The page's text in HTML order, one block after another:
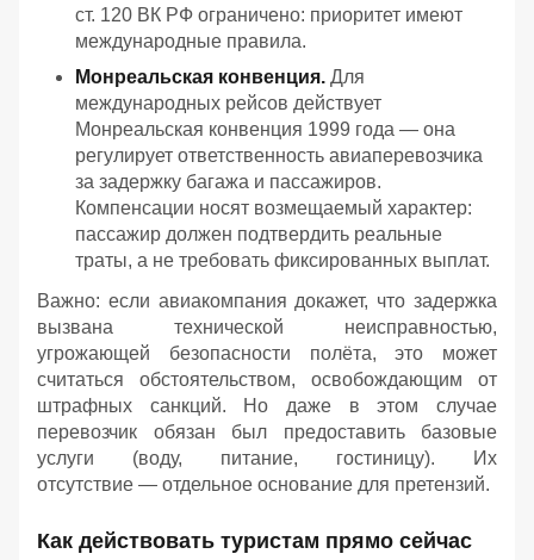
ст. 120 ВК РФ ограничено: приоритет имеют
международные правила.
Монреальская конвенция. Для
международных рейсов действует
Монреальская конвенция 1999 года — она
регулирует ответственность авиаперевозчика
за задержку багажа и пассажиров.
Компенсации носят возмещаемый характер:
пассажир должен подтвердить реальные
траты, а не требовать фиксированных выплат.
Важно: если авиакомпания докажет, что задержка
вызвана технической неисправностью,
угрожающей безопасности полёта, это может
считаться обстоятельством, освобождающим от
штрафных санкций. Но даже в этом случае
перевозчик обязан был предоставить базовые
услуги (воду, питание, гостиницу). Их
отсутствие — отдельное основание для претензий.
Как действовать туристам прямо сейчас